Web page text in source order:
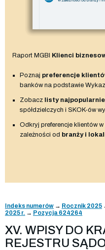
Raport MGBI Klienci
Poznaj preferencje
banków na podstawie
Zobacz listy
spółdzielczych i SKOK-ów
Odkryj preferencje klientów
zależności od branży i
Indeks numerów → Rocznik 2025
2025 r. → Pozycja 624264
XV. WPISY DO
REJESTRU